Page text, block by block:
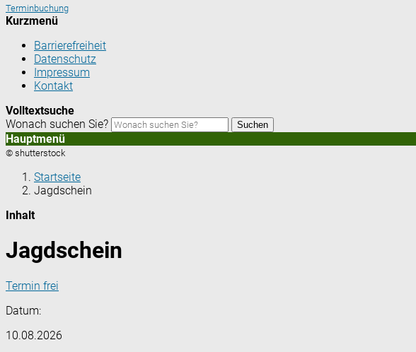
Terminbuchung
Kurzmenü
Barrierefreiheit
Datenschutz
Impressum
Kontakt
Volltextsuche
Wonach suchen Sie?
Suchen
Hauptmenü
© shutterstock
Startseite
Jagdschein
Inhalt
Jagdschein
Termin frei
Datum:
10.08.2026